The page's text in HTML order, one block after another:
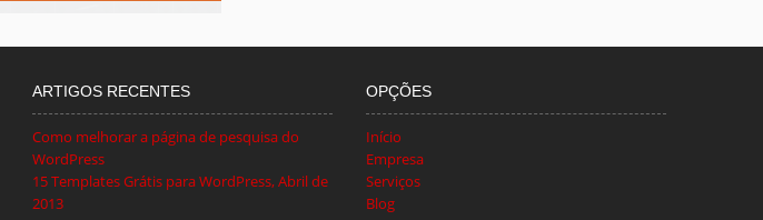
ARTIGOS RECENTES
Como melhorar a página de pesquisa do
WordPress
15 Templates Grátis para WordPress, Abril de
2013
OPÇÕES
Início
Empresa
Serviços
Blog